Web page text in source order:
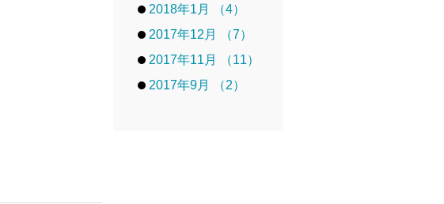
2018年1月 （4）
2017年12月 （7）
2017年11月 （11）
2017年9月 （2）